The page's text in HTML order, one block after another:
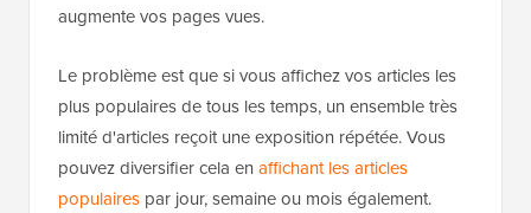
augmente vos pages vues.
Le problème est que si vous affichez vos articles les
plus populaires de tous les temps, un ensemble très
limité d'articles reçoit une exposition répétée. Vous
pouvez diversifier cela en affichant les articles
populaires par jour, semaine ou mois également.